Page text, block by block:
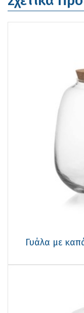
Γυάλα με